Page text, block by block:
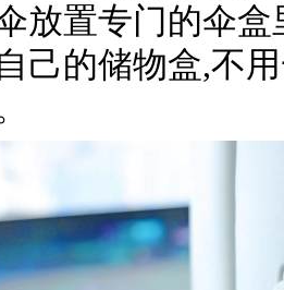
放置专门的伞
己的储物盒,不